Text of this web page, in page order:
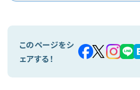
このページをシ
ェアする！